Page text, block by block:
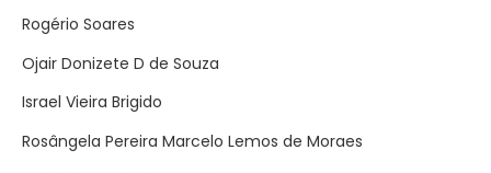
Rogério Soares
Ojair Donizete D de Souza
Israel Vieira Brigido
Rosângela Pereira Marcelo Lemos de Moraes